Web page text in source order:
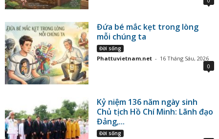
Đứa bé mắc kẹt trong lòng
mỗi chúng ta
Đời sống
Phattuvietnam.net - 16 Tháng Sáu, 2026
0
Kỷ niệm 136 năm ngày sinh
Chủ tịch Hồ Chí Minh: Lãnh đạo
Đảng,...
Đời sống